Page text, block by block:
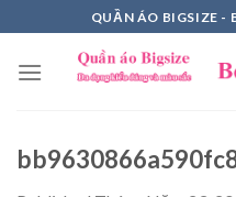
to
content
QUẦN ÁO BIGSIZE -